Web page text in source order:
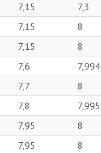
7,15 7,3
7,15 8
7,15 8
7,6 7,994
7,7 8
7,8 7,995
7,95 8
7,95 8